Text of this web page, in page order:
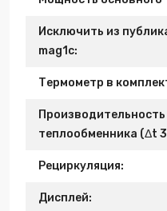
Исключить из
mag1c:
Термометр в
теплообменника (Δt
Рециркуляция:
Дисплей: